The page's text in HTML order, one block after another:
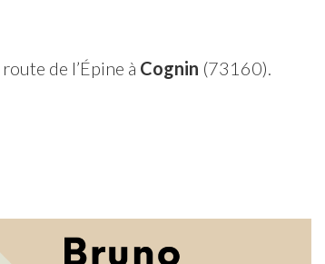
, route de l’Épine à Cognin (73160).